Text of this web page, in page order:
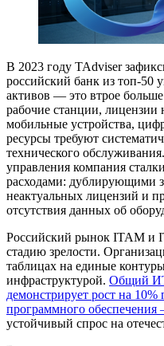
В 2023 году TAdviser
российский банк из топ-50
активов — это втрое
рабочие станции,
мобильные устройства,
ресурсы требуют
технического
управления компания
расходами: дублирующими
неактуальных лицензий и
отсутствия данных об
Российский рынок ITAM и
стадию зрелости.
таблицах на единые
инфраструктурой. Общий
демонстрирует рост на 10%
программного
устойчивый спрос на